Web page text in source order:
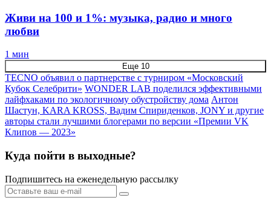
Живи на 100 и 1%: музыка, радио и много
любви
1 мин
Еще 10
TECNO объявил о партнерстве с турниром «Московский
Кубок Селебрити»‎ WONDER LAB поделился эффективными
лайфхаками по экологичному обустройству дома Антон
Шастун, KARA KROSS, Вадим Спириденков, JONY и другие
авторы стали лучшими блогерами по версии «Премии VK
Клипов — 2023»
Куда пойти в выходные?
Подпишитесь на еженедельную рассылку